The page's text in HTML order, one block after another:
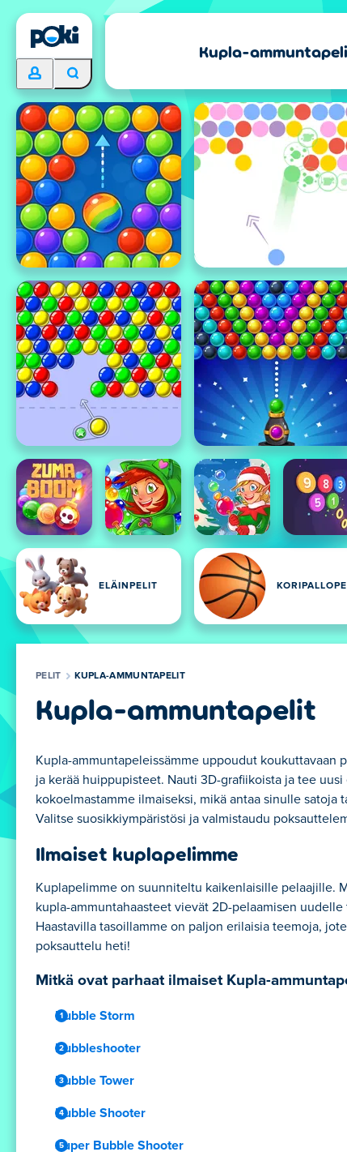
Kupla-
ELÄINPELIT
PELIT KUPLA-AMMUNTAPELIT
Kupla-ammuntapelit
Kupla-ammuntapeleissämme uppoudut
ja kerää huippupisteet. Nauti 3D-grafiikoista ja tee
kokoelmastamme ilmaiseksi, mikä antaa sinulle satoja
Valitse suosikkiympäristösi ja valmistaudu
Ilmaiset kuplapelimme
Kuplapelimme on suunniteltu kaikenlaisille pelaajille.
kupla-ammuntahaasteet vievät 2D-pelaamisen
Haastavilla tasoillamme on paljon erilaisia teemoja,
poksauttelu heti!
Mitkä ovat parhaat ilmaiset Kupla-
Bubble Storm
Bubbleshooter
Bubble Tower
Bubble Shooter
Super Bubble Shooter